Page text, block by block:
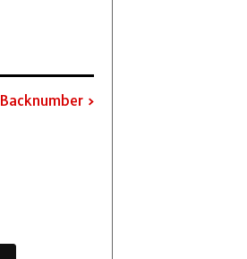
Backnumber